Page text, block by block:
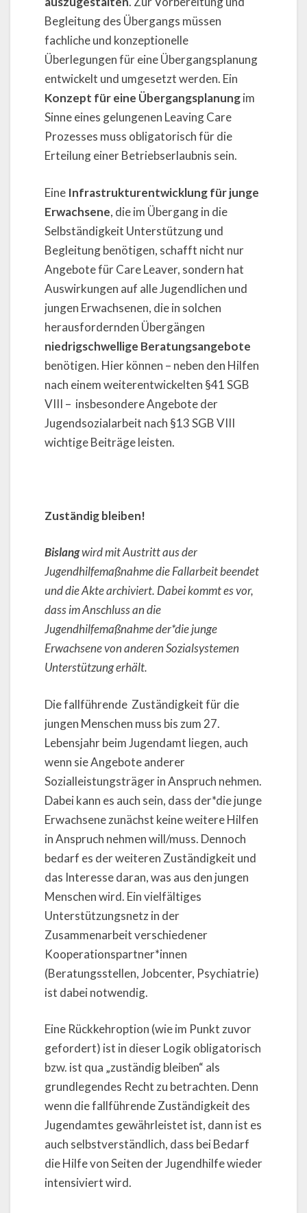
Begleitung des Übergangs müssen
fachliche und konzeptionelle
Überlegungen für eine Übergangsplanung
entwickelt und umgesetzt werden. Ein
Konzept für eine Übergangsplanungim
Sinne eines gelungenen Leaving Care
Prozesses muss obligatorisch für die
Erteilung einer Betriebserlaubnis sein.
Eine Infrastrukturentwicklung für junge
Erwachsene, die im Übergang in die
Selbständigkeit Unterstützung und
Begleitung benötigen, schafft nicht nur
Angebote für Care Leaver, sondern hat
Auswirkungen auf alle Jugendlichen und
jungen Erwachsenen, die in solchen
herausfordernden Übergängen
niedrigschwellige Beratungsangebote
benötigen. Hier können – neben den Hilfen
nach einem weiterentwickelten §41 SGB
VIII – insbesondere Angebote der
Jugendsozialarbeit nach §13 SGB VIII
wichtige Beiträge leisten.
Zuständig bleiben!
Bislangwird mit Austritt aus der
Jugendhilfemaßnahme die Fallarbeit beendet
und die Akte archiviert. Dabei kommt es vor,
dass im Anschluss an die
Jugendhilfemaßnahme der*die junge
Erwachsene von anderen Sozialsystemen
Unterstützung erhält.
Die fallführende Zuständigkeit für die
jungen Menschen muss bis zum 27.
Lebensjahr beim Jugendamt liegen, auch
wenn sie Angebote anderer
Sozialleistungsträger in Anspruch nehmen.
Dabei kann es auch sein, dass der*die junge
Erwachsene zunächst keine weitere Hilfen
in Anspruch nehmen will/muss. Dennoch
bedarf es der weiteren Zuständigkeit und
das Interesse daran, was aus den jungen
Menschen wird. Ein vielfältiges
Unterstützungsnetz in der
Zusammenarbeit verschiedener
Kooperationspartner*innen
(Beratungsstellen, Jobcenter, Psychiatrie)
ist dabei notwendig.
Eine Rückkehroption (wie im Punkt zuvor
gefordert) ist in dieser Logik obligatorisch
bzw. ist qua „zuständig bleiben“ als
grundlegendes Recht zu betrachten. Denn
wenn die fallführende Zuständigkeit des
Jugendamtes gewährleistet ist, dann ist es
auch selbstverständlich, dass bei Bedarf
die Hilfe von Seiten der Jugendhilfe wieder
intensiviert wird.